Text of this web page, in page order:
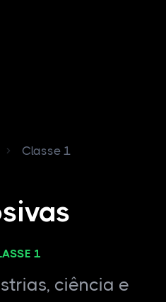
Classe 1
1
ciência e